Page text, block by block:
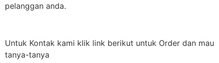
pelanggan anda.
Untuk Kontak kami klik link berikut untuk Order dan mau
tanya-tanya